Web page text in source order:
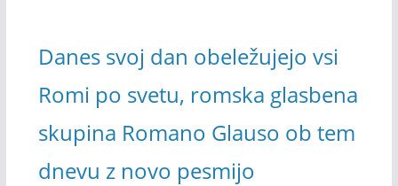
Danes svoj dan obeležujejo vsi
Romi po svetu, romska glasbena
skupina Romano Glauso ob tem
dnevu z novo pesmijo